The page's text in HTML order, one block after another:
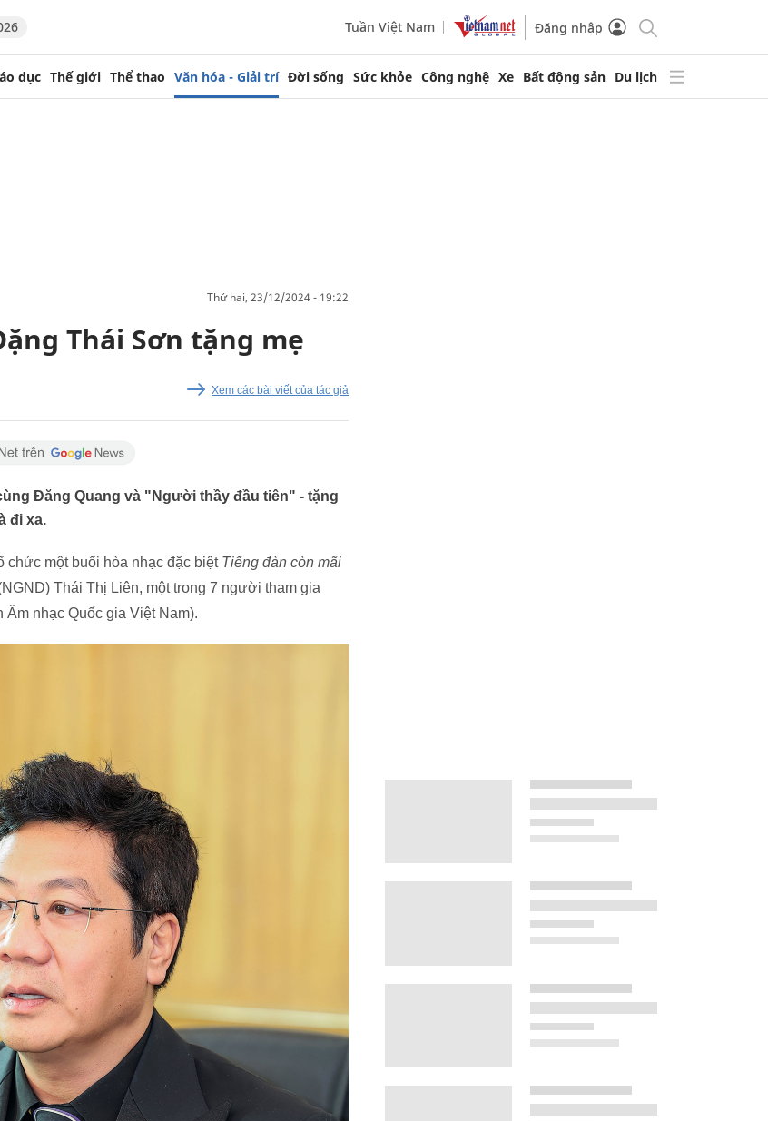
Tuần Việt Nam Đăng nhập
dục Thế giới Thể thao Văn hóa - Giải trí Đời sống Sức khỏe Công nghệ Xe Bất động sản Du lịch
thứ hai, 23/12/2024 - 19:22
Thái Sơn tặng mẹ
Xem các bài viết của tác giả
Đăng Quang và "Người thầy đầu tiên" - tặng
đi xa.
chức một buổi hòa nhạc đặc biệtTiếng đàn còn mãi
Thái Thị Liên, một trong 7 người tham gia
nhạc Quốc gia Việt Nam).